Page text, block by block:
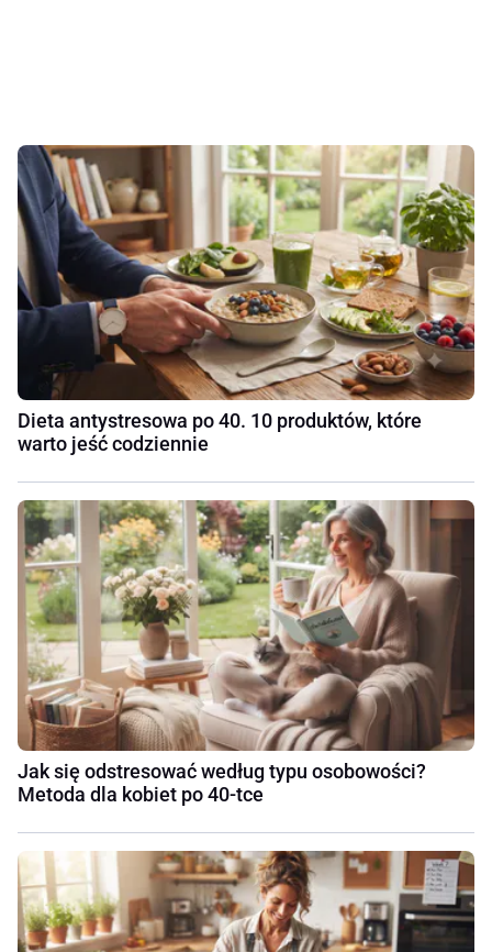
Dieta antystresowa po 40. 10 produktów, które
warto jeść codziennie
Jak się odstresować według typu osobowości?
Metoda dla kobiet po 40-tce